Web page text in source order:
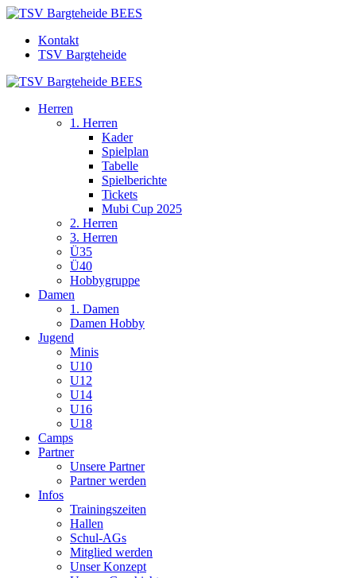
Kontakt
TSV Bargteheide
Herren
1. Herren
Kader
Spielplan
Tabelle
Spielberichte
Tickets
Mubi Cup 2025
2. Herren
3. Herren
Ü35
Ü40
Hobbygruppe
Damen
1. Damen
Damen Hobby
Jugend
Minis
U10
U12
U14
U16
U18
Camps
Partner
Unsere Partner
Partner werden
Infos
Trainingszeiten
Hallen
Schul-AGs
Mitglied werden
Unser Konzept